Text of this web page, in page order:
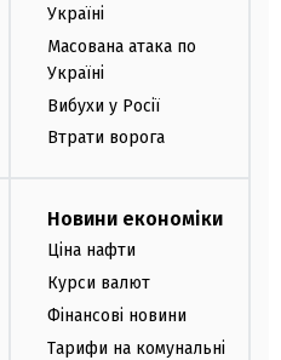
Україні
Масована атака по
Україні
Вибухи у Росії
Втрати ворога
Новини економіки
Ціна нафти
Курси валют
Фінансові новини
Тарифи на комунальні